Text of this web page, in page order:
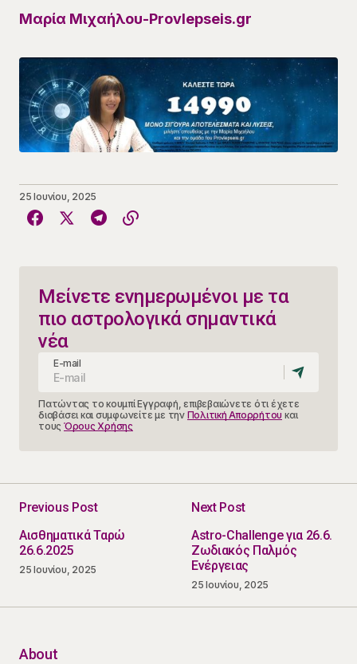
Μαρία Μιχαήλου-Provlepseis.gr
25 Ιουνίου, 2025
Μείνετε ενημερωμένοι με τα
πιο αστρολογικά σημαντικά
νέα
E-mail
Πατώντας το κουμπί Εγγραφή, επιβεβαιώνετε ότι έχετε
διαβάσει και συμφωνείτε με την Πολιτική Απορρήτου και
τους Όρους Χρήσης
Previous Post
Αισθηματικά Ταρώ
26.6.2025
25 Ιουνίου, 2025
Next Post
Astro-Challenge για 26.6.
Ζωδιακός Παλμός
Ενέργειας
25 Ιουνίου, 2025
About